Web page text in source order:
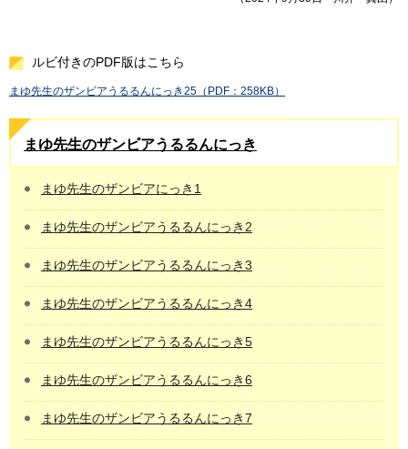
ルビ付きのPDF版はこちら
まゆ先生のザンビアうるるんにっき25（PDF：258KB）
まゆ先生のザンビアうるるんにっき
まゆ先生のザンビアにっき1
まゆ先生のザンビアうるるんにっき2
まゆ先生のザンビアうるるんにっき3
まゆ先生のザンビアうるるんにっき4
まゆ先生のザンビアうるるんにっき5
まゆ先生のザンビアうるるんにっき6
まゆ先生のザンビアうるるんにっき7